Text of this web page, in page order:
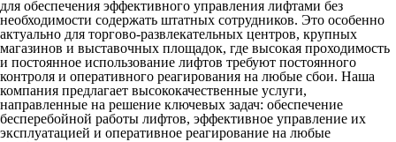
для обеспечения эффективного управления лифтами без
необходимости содержать штатных сотрудников. Это особенно
актуально для торгово-развлекательных центров, крупных
магазинов и выставочных площадок, где высокая проходимость
и постоянное использование лифтов требуют постоянного
контроля и оперативного реагирования на любые сбои. Наша
компания предлагает высококачественные услуги,
направленные на решение ключевых задач: обеспечение
бесперебойной работы лифтов, эффективное управление их
эксплуатацией и оперативное реагирование на любые